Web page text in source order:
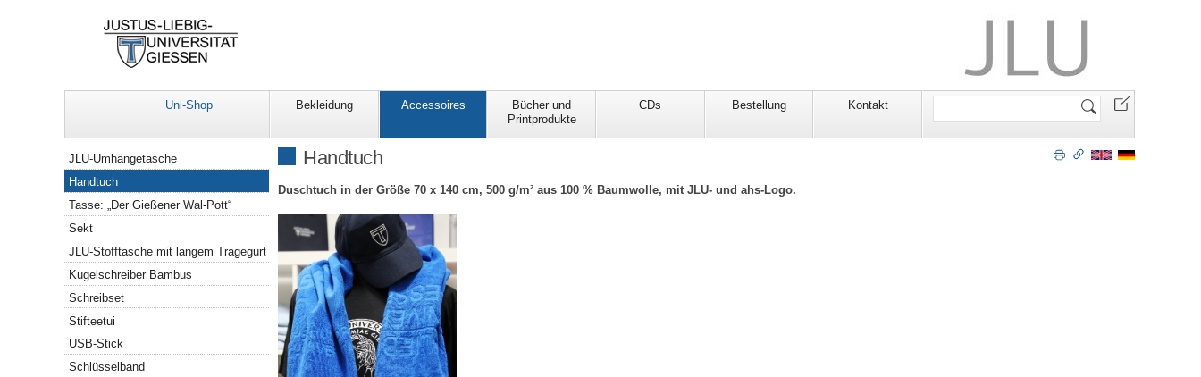
Uni-Shop Bekleidung Accessoires
Bücher und
Printprodukte
CDs Bestellung Kontakt
Website
Handtuch
Duschtuch in der Größe 70 x 140 cm, 500 g/m² aus 100 % Baumwolle, mit JLU- und ahs-Logo.
Navigation
JLU-Umhängetasche
Handtuch
Tasse: „Der Gießener Wal-Pott“
Sekt
JLU-Stofftasche mit langem Tragegurt
Kugelschreiber Bambus
Schreibset
Stifteetui
USB-Stick
Schlüsselband